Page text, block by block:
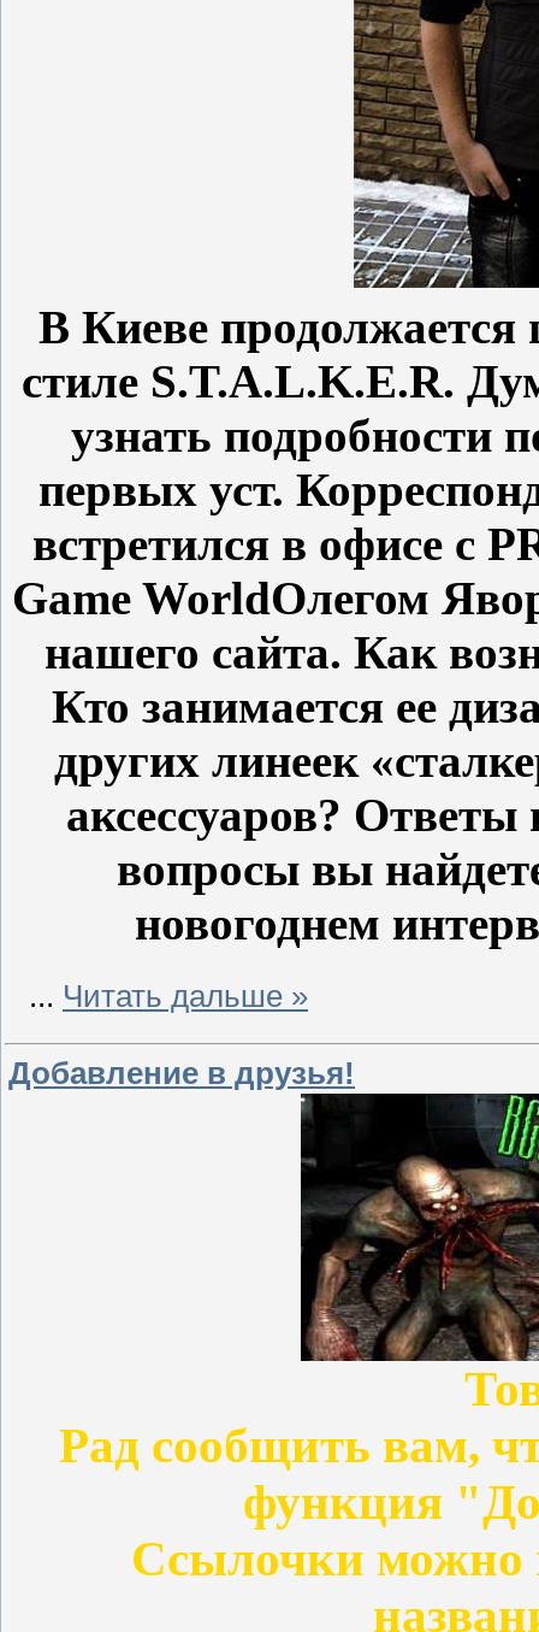
В Киеве
стиле S.T.A.L.K.E.R.
узнать подробности
первых уст.
встретился в офисе с
Game WorldОлегом
нашего сайта. Как
Кто занимается ее
других линеек
аксессуаров? Ответы
вопросы вы
новогоднем
... Читать дальше »
Добавление в друзья!
Рад сообщить вам,
функция
Ссылочки можно